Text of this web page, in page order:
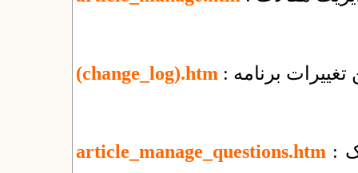
(change_log).htm برنامه
article_manage_questions.htm : پرسش‌های بنیادی درباره‌ی مدیریت الکترونیک